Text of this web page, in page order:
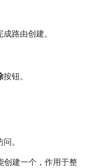
路由创建。
按钮。
。
创建一个，作用于整